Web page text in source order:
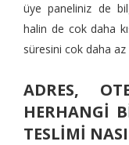
üye paneliniz de
halin de cok daha
süresini cok daha
ADRES,
HERHANGİ
TESLİMİ